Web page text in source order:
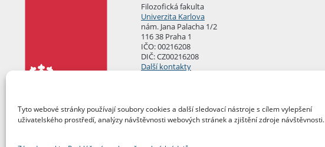
Tyto webové stránky používají soubory cookies a další sledovací nástroje s cílem vylepšení
uživatelského prostředí, analýzy návštěvnosti webových stránek a zjištění zdroje návštěvnosti.
Filozofická fakulta
Univerzita Karlova
nám. Jana Palacha 1/2
116 38 Praha 1
IČO: 00216208
DIČ: CZ00216208
Další kontakty